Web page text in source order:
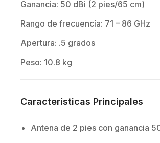
Ganancia: 50 dBi (2 pies/65 cm)
Rango de frecuencía: 71 – 86 GHz
Apertura: .5 grados
Peso: 10.8 kg
Características Principales
Antena de 2 pies con ganancia